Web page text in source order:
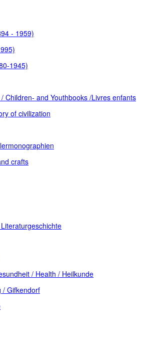
- 1959)
1945)
Children- and Youthbooks /Livres enfants
of civilization
crafts
/ Health / Heilkunde
/ Gifkendorf